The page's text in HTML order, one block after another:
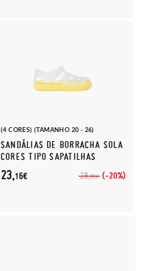
(4 CORES) (TAMANHO 20 - 26)
SANDÁLIAS DE BORRACHA SOLA
CORES TIPO SAPATILHAS
28,95€ (-20%)
23,16€